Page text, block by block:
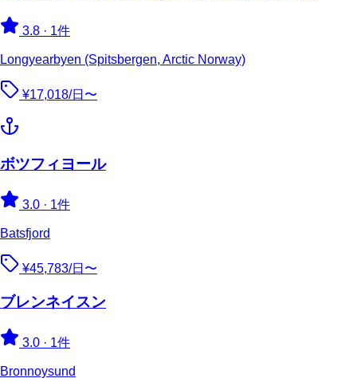
3.8 · 1件
Longyearbyen (Spitsbergen, Arctic Norway)
¥17,018/日〜
ボツフィヨール
3.0 · 1件
Batsfjord
¥45,783/日〜
ブレンネイスン
3.0 · 1件
Bronnoysund